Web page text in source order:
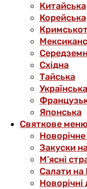
Китайська
Корейська
Східна
Тайська
Українська
Японська
Святкове
Закуски
М’ясні
Салати на
Новорічні